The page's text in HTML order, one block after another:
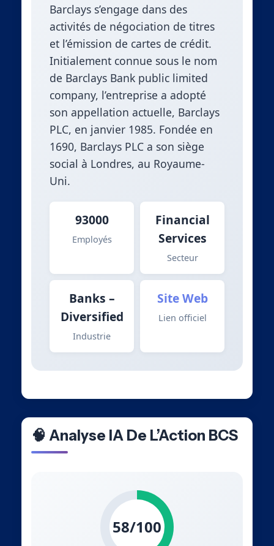
Barclays s’engage dans des
activités de négociation de titres
et l’émission de cartes de crédit.
Initialement connue sous le nom
de Barclays Bank public limited
company, l’entreprise a adopté
son appellation actuelle, Barclays
PLC, en janvier 1985. Fondée en
1690, Barclays PLC a son siège
social à Londres, au Royaume-
Uni.
93000
Employés
Financial
Services
Secteur
Banks –
Diversified
Industrie
Site Web
Lien officiel
🧠 Analyse IA De L’Action BCS
58/100